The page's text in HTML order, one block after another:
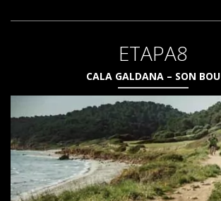
ETAPA8
CALA GALDANA – SON BOU